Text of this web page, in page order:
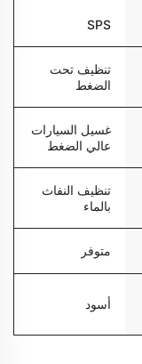
SPS
تنظيف تحت
الضغط
غسيل السيارات
عالي الضغط
تنظيف النفاث
بالماء
متوفر
أسود